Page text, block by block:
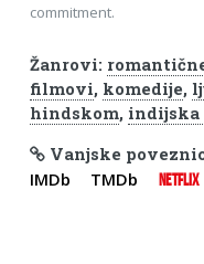
commitment.
Žanrovi:
filmovi, komedije,
hindskom, indijska
Vanjske
IMDb TMDb NETFLIX